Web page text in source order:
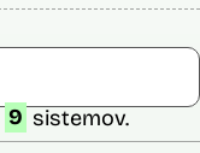
9 sistemov.